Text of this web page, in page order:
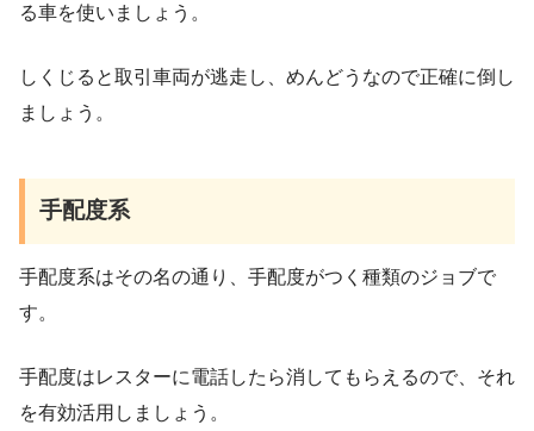
る車を使いましょう。
しくじると取引車両が逃走し、めんどうなので正確に倒し
ましょう。
手配度系
手配度系はその名の通り、手配度がつく種類のジョブで
す。
手配度はレスターに電話したら消してもらえるので、それ
を有効活用しましょう。